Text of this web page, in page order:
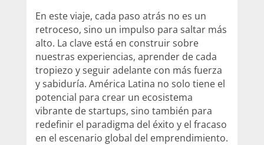
En este viaje, cada paso atrás no es un
retroceso, sino un impulso para saltar más
alto. La clave está en construir sobre
nuestras experiencias, aprender de cada
tropiezo y seguir adelante con más fuerza
y sabiduría. América Latina no solo tiene el
potencial para crear un ecosistema
vibrante de startups, sino también para
redefinir el paradigma del éxito y el fracaso
en el escenario global del emprendimiento.